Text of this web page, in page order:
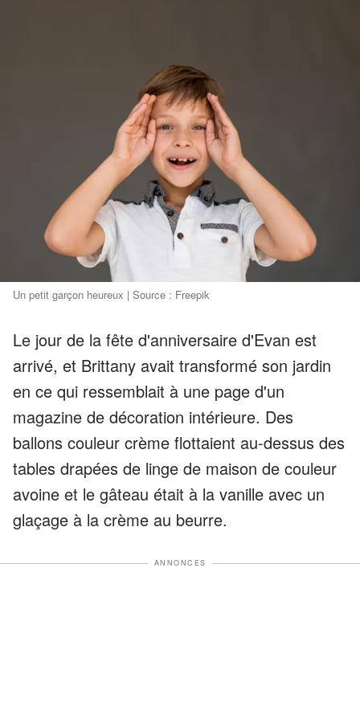
Un petit garçon heureux | Source : Freepik
Le jour de la fête d'anniversaire d'Evan est
arrivé, et Brittany avait transformé son jardin
en ce qui ressemblait à une page d'un
magazine de décoration intérieure. Des
ballons couleur crème flottaient au-dessus des
tables drapées de linge de maison de couleur
avoine et le gâteau était à la vanille avec un
glaçage à la crème au beurre.
ANNONCES